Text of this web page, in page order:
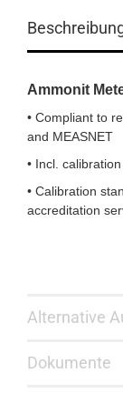
Ammonit
• Compliant to
and MEASNET
• Incl.
• Calibration
accreditation
Alternative
Dokumente